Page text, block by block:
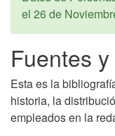
el 26 de
Fuentes
Esta es la
historia, la
empleados en la